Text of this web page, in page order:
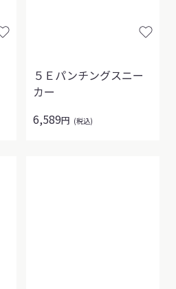
５Ｅパンチングスニー
カー
6,589円 (税込)